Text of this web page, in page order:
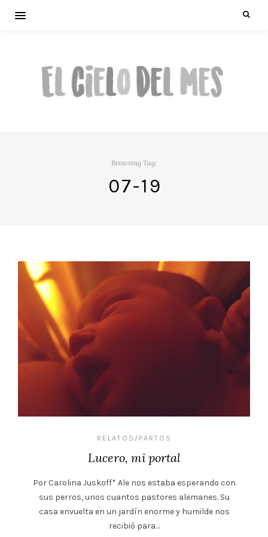
Browsing Tag:
07-19
RELATOS/PARTOS
Lucero, mi portal
Por Carolina Juskoff* Ale nos estaba esperando con
sus perros, unos cuantos pastores alemanes. Su
casa envuelta en un jardín enorme y humilde nos
recibió para…